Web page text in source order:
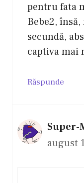
pentru fata
Bebe2,
secundă,
captiva mai
Răspunde
Super-
august